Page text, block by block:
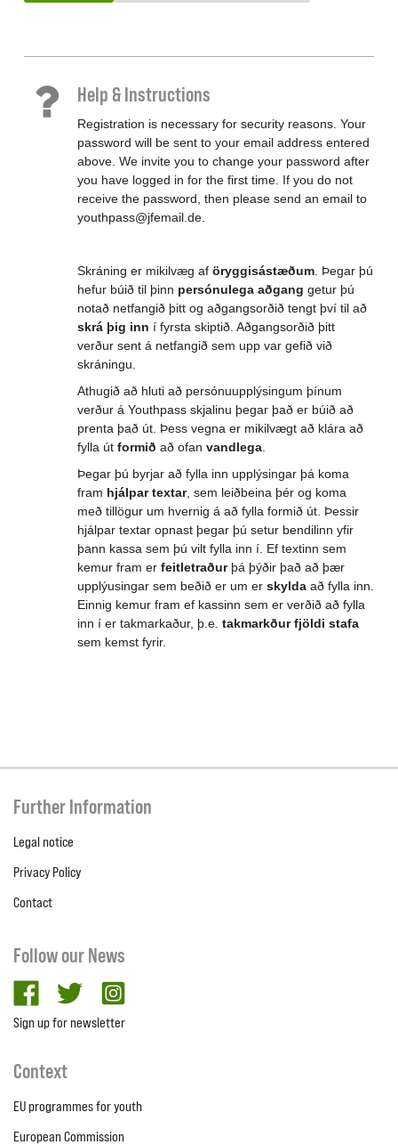
Help & Instructions
Registration is necessary for security reasons. Your
password will be sent to your email address entered
above. We invite you to change your password after
you have logged in for the first time. If you do not
receive the password, then please send an email to
youthpass@jfemail.de.
Skráning er mikilvæg af öryggisástæðum . Þegar þú
hefur búið til þinn persónulega aðgang getur þú
notað netfangið þitt og aðgangsorðið tengt því til að
skrá þig inn í fyrsta skiptið. Aðgangsorðið þitt
verður sent á netfangið sem upp var gefið við
skráningu.
Athugið að hluti að persónuupplýsingum þínum
verður á Youthpass skjalinu þegar það er búið að
prenta það út. Þess vegna er mikilvægt að klára að
fylla út formið að ofan vandlega
Þegar þú byrjar að fylla inn upplýsingar þá koma
fram hjálpar textar, sem leiðbeina þér og koma
með tillögur um hvernig á að fylla formið út. Þessir
hjálpar textar opnast þegar þú setur bendilinn yfir
þann kassa sem þú vilt fylla inn í. Ef textinn sem
kemur fram er feitletraðurþá þýðir það að þær
upplýusingar sem beðið er um er skylda að fylla inn.
Einnig kemur fram ef kassinn sem er verðið að fylla
inn í er takmarkaður, þ.e. takmarkður fjöldi stafa
sem kemst fyrir.
Further Information
Legal notice
Privacy Policy
Contact
Follow our News
facebooktwitter
Sign up for newsletter
Context
EU programmes for youth
European Commission